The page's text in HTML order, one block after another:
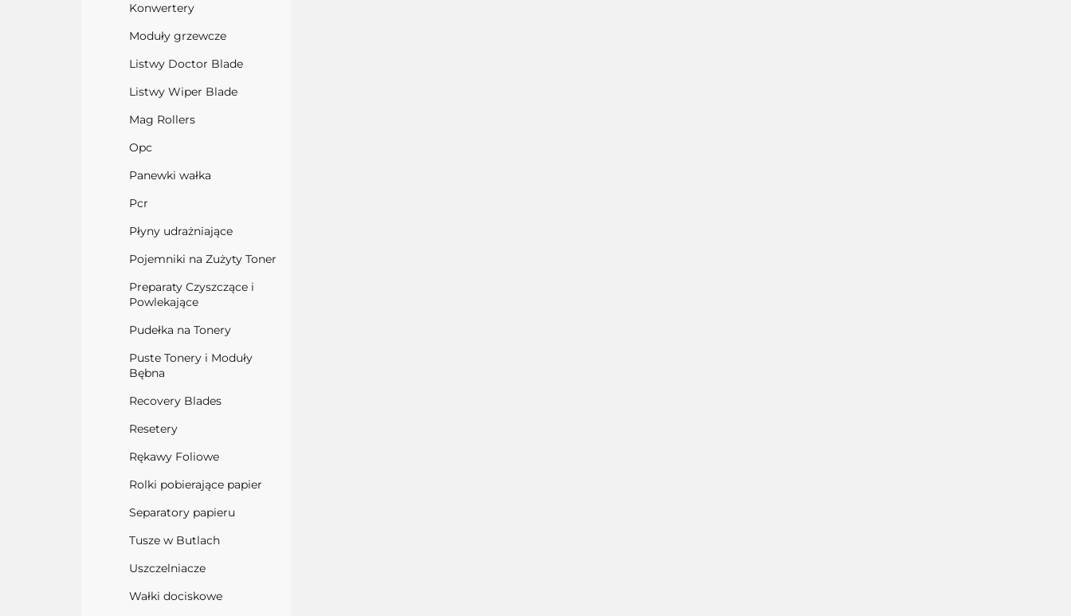
Konwertery
Moduły grzewcze
Listwy Doctor Blade
Listwy Wiper Blade
Mag Rollers
Opc
Panewki wałka
Pcr
Płyny udrażniające
Pojemniki na Zużyty Toner
Preparaty Czyszczące i
Powlekające
Pudełka na Tonery
Puste Tonery i Moduły
Bębna
Recovery Blades
Resetery
Rękawy Foliowe
Rolki pobierające papier
Separatory papieru
Tusze w Butlach
Uszczelniacze
Wałki dociskowe